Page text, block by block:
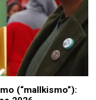
(“mallkismo”):